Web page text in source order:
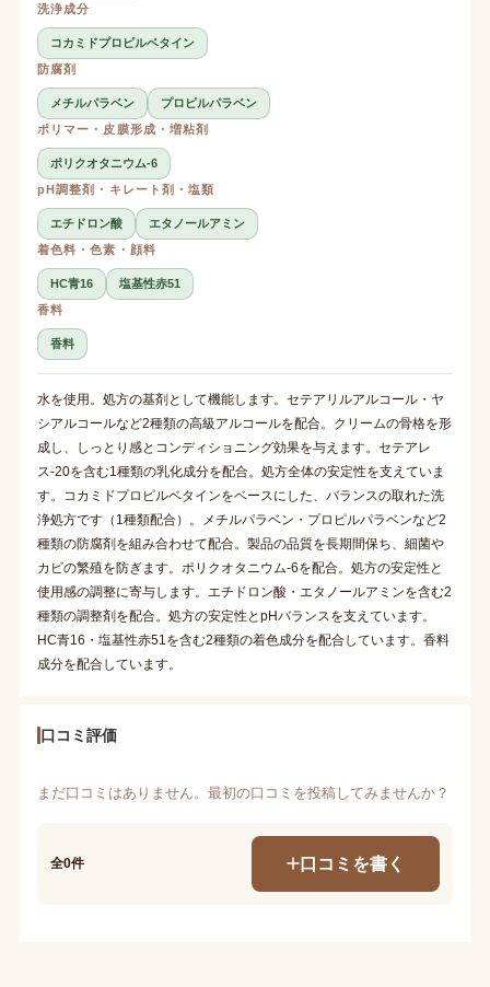
洗浄成分
コカミドプロピルベタイン
防腐剤
メチルパラベン
プロピルパラベン
ポリマー・皮膜形成・増粘剤
ポリクオタニウム-6
pH調整剤・キレート剤・塩類
エチドロン酸
エタノールアミン
着色料・色素・顔料
HC青16
塩基性赤51
香料
香料
水を使用。処方の基剤として機能します。セテアリルアルコール・ヤ
シアルコールなど2種類の高級アルコールを配合。クリームの骨格を形
成し、しっとり感とコンディショニング効果を与えます。セテアレ
ス-20を含む1種類の乳化成分を配合。処方全体の安定性を支えていま
す。コカミドプロピルベタインをベースにした、バランスの取れた洗
浄処方です（1種類配合）。メチルパラベン・プロピルパラベンなど2
種類の防腐剤を組み合わせて配合。製品の品質を長期間保ち、細菌や
カビの繁殖を防ぎます。ポリクオタニウム-6を配合。処方の安定性と
使用感の調整に寄与します。エチドロン酸・エタノールアミンを含む2
種類の調整剤を配合。処方の安定性とpHバランスを支えています。
HC青16・塩基性赤51を含む2種類の着色成分を配合しています。香料
成分を配合しています。
口コミ評価
まだ口コミはありません。最初の口コミを投稿してみませんか？
全0件 口コミを書く